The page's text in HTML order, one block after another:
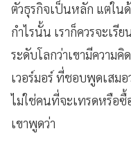
ตัวธุรกิจเป็นหลัก แต่ใน
กำไรนั้น เราก็ควรจะเรี
ระดับโลกว่าเขามีความ
เวอร์มอร์ ที่ชอบพูดเสม
ไม่ใช่คนที่จะเทรดหรือ
เขาพูดว่า